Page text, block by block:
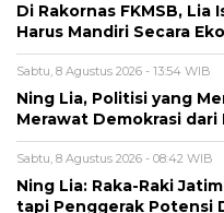
Di Rakornas FKMSB,
Harus Mandiri Secara
Sabtu, 8 Agustus 2026 - 13:54 WIB
Ning Lia, Politisi yang
Merawat Demokrasi dari
Sabtu, 8 Agustus 2026 - 08:42 WIB
Ning Lia: Raka-Raki
tapi Penggerak Potensi